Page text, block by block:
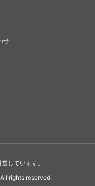
せ
しています。
rights reserved.